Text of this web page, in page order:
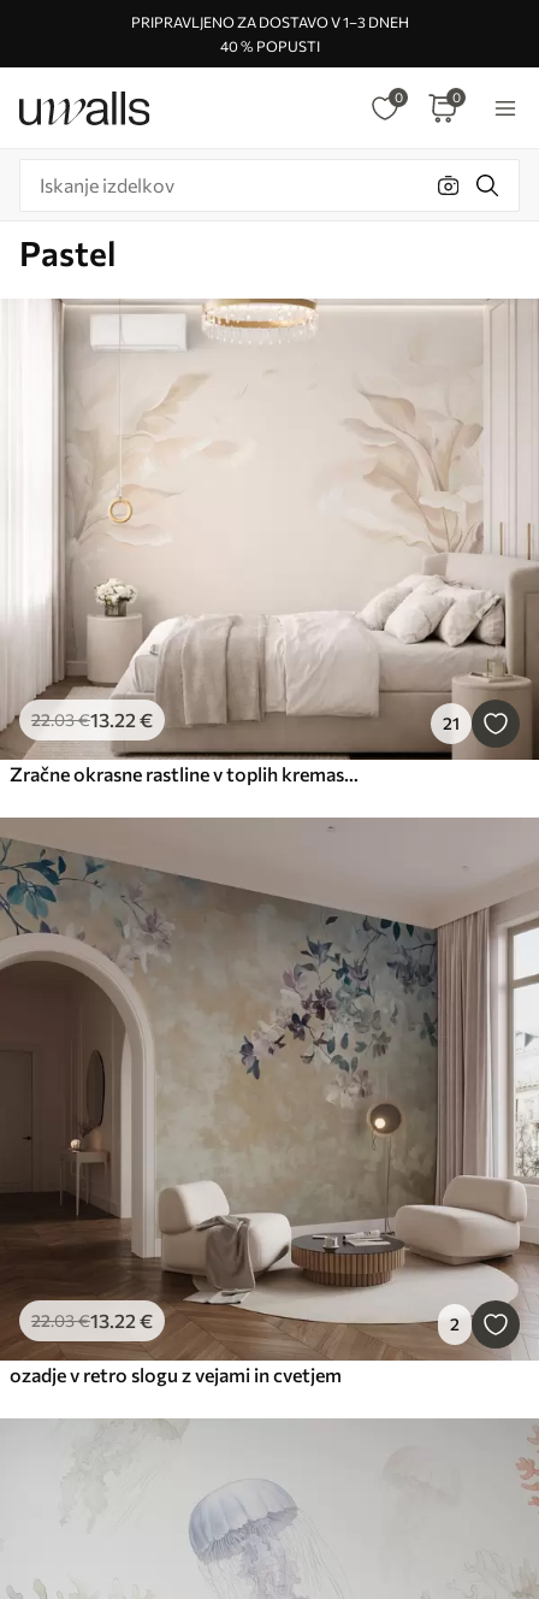
PRIPRAVLJENO ZA DOSTAVO V 1–3 DNEH
40 % POPUSTI
0 0
Pastel
22.03€13.22 € 21
Zračne okrasne rastline v toplih kremastih odtenkih
22.03€13.22 € 2
ozadje v retro slogu z vejami in cvetjem